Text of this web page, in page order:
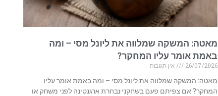
מאטה: המשקה שמלווה את ליונל מסי – ומה
באמת אומר עליו המחקר?
26/07/2026
אין תגובות
מאטה: המשקה שמלווה את ליונל מסי – ומה באמת אומר עליו
המחקר? אם צפיתם פעם בשחקני נבחרת ארגנטינה לפני משחק או